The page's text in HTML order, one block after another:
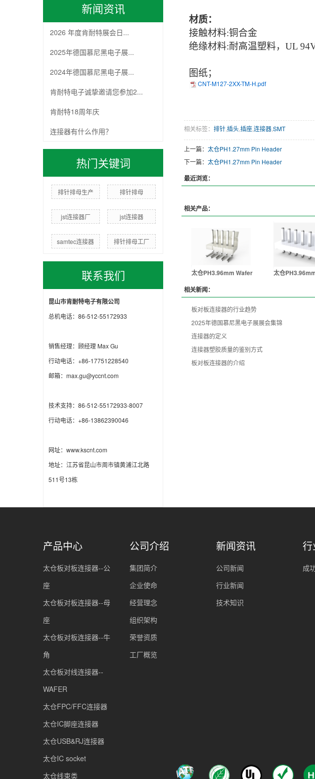
新闻资讯
2026 年度肯耐特展会日...
2025年德国慕尼黑电子展...
2024年德国慕尼黑电子展...
肯耐特电子诚挚邀请您参加2...
肯耐特18周年庆
连接器有什么作用？
热门关键词
排针排母生产 排针排母
jst连接器厂 jst连接器
samtec连接器 排针排母工厂
联系我们
昆山市肯耐特电子有限公司
总机电话：86-512-55172933
销售经理：顾经理 Max Gu
行动电话：+86-17751228540
邮箱：max.gu@yccnt.com
技术支持：86-512-55172933-8007
行动电话：+86-13862390046
网址：www.kscnt.com
地址：江苏省昆山市周市镇黄浦江北路
511号13栋
材质：
接触材料:铜合金
绝缘材料:耐高温塑料，UL
图纸；
CNT-M127-2XX-TM-H.pdf
相关标签： 排针插头插座连接器SMT
上一篇： 太仓PH1.27mm Pin Header
下一篇： 太仓PH1.27mm Pin Header
最近浏览：
相关产品：
太仓PH3.96mm Wafer 太仓
相关新闻：
板对板连接器的行业趋势
2025年德国慕尼黑电子展展会集锦
连接器的定义
连接器塑胶质量的鉴别方式
板对板连接器的介绍
产品中心
太仓板对板连接器--公
座
太仓板对板连接器--母
座
太仓板对板连接器--牛
角
太仓板对线连接器--
WAFER
太仓FPC/FFC连接器
太仓IC脚座连接器
太仓USB&RJ连接器
太仓IC socket
太仓线束类
公司介绍
集团简介
企业使命
经营理念
组织架构
荣誉资质
工厂概览
新闻资讯
公司新闻
行业新闻
技术知识
行
成